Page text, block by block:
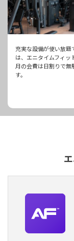
充実な設備が使い放題
は、エニタイムフィッ
月の会費は日割りで
す。